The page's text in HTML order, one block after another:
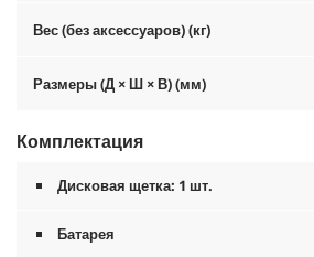
Вес (без аксессуаров) (кг)
Размеры (Д × Ш × В) (мм)
Комплектация
Дисковая щетка: 1 шт.
Батарея